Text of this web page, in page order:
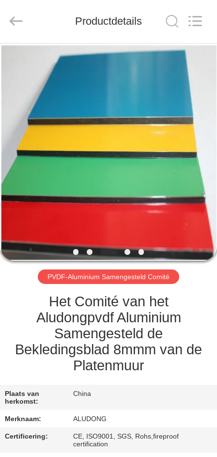
PRODUCTEN
OVER
ONS
FABRIEKSTOUR
KWALITEITSCONTROLE
MET
ONS
NIEUWS
GEVALLEN
EEN
OFFERTE
SITEMAP
Co.,
Reserved.
Productdetails
PVDF-Aluminium Samengesteld Comité
Het Comité van het
Aludongpvdf Aluminium
Samengesteld de
Bekledingsblad 8mmm van de
Platenmuur
Plaats van
herkomst:
China
Merknaam: ALUDONG
Certificering:
CE, ISO9001, SGS, Rohs,fireproof
certification